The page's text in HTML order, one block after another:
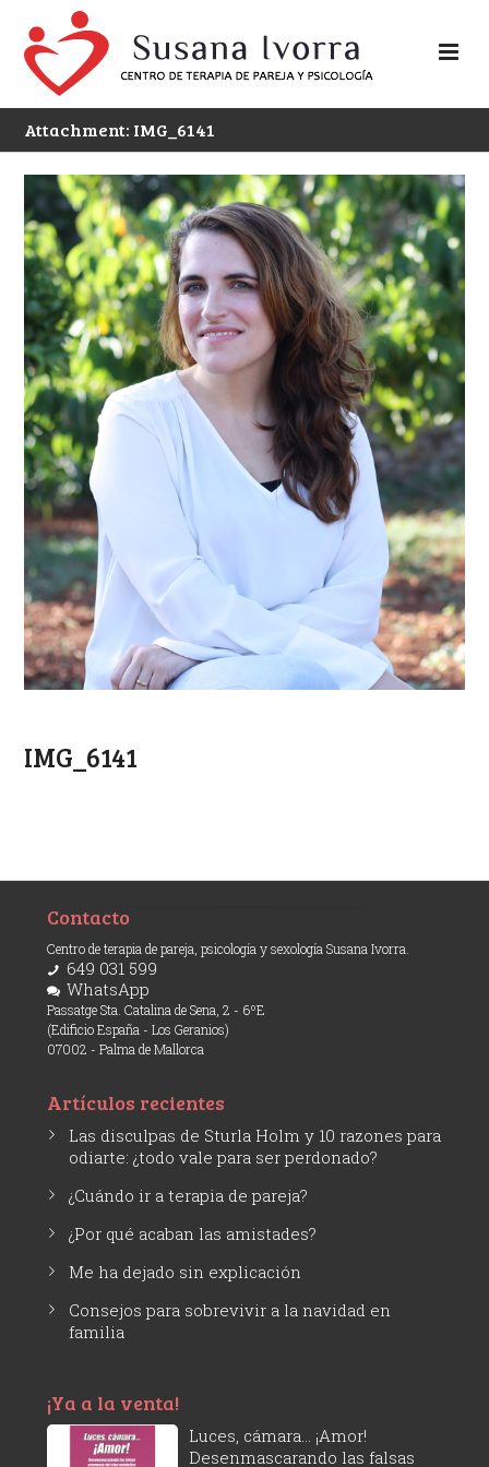
Attachment: IMG_6141
IMG_6141
Contacto
Centro de terapia de pareja, psicología y sexología Susana Ivorra.
649 031 599
WhatsApp
Passatge Sta. Catalina de Sena, 2 - 6ºE
(Edificio España - Los Geranios)
07002 - Palma de Mallorca
Artículos recientes
Las disculpas de Sturla Holm y 10 razones para
odiarte: ¿todo vale para ser perdonado?
¿Cuándo ir a terapia de pareja?
¿Por qué acaban las amistades?
Me ha dejado sin explicación
Consejos para sobrevivir a la navidad en
familia
¡Ya a la venta!
Luces, cámara... ¡Amor!
Desenmascarando las falsas